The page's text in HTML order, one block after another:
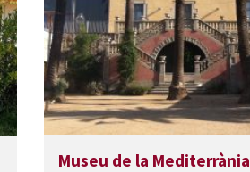
Museu de la Mediterrània